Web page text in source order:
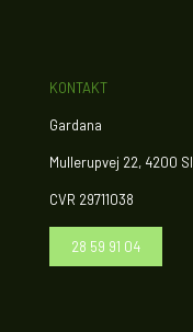
KONTAKT
Gardana
Mullerupvej 22, 4200
CVR 29711038
28 59 91 04